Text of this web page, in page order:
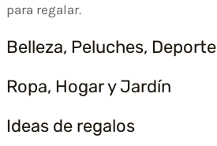
para regalar.
Belleza, Peluches, Deporte
Ropa, Hogar y Jardín
Ideas de regalos